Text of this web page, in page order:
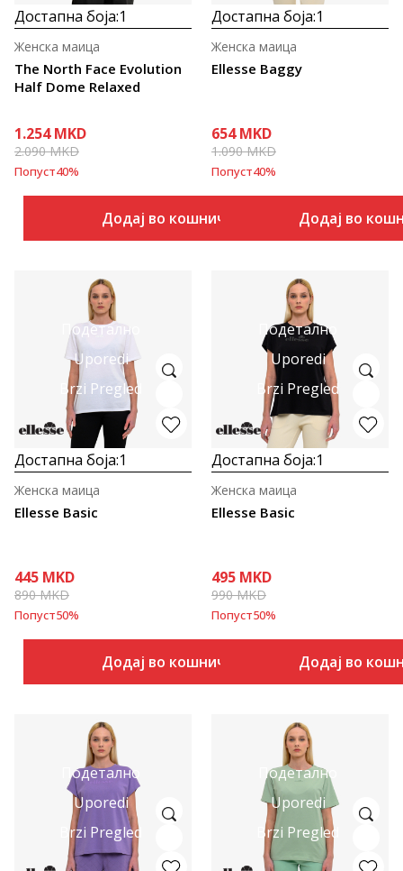
Достапна боја:1
The North Face Evolution
Half Dome Relaxed
Женска маица
1.254 MKD
2.090MKD
Попуст40%
Додај во кошничка
Достапна боја:1
Ellesse Baggy
Женска маица
654 MKD
1.090MKD
Попуст40%
Додај во
Подетално
Uporedi
Brzi Pregled
Достапна боја:1
Ellesse Basic
Женска маица
445 MKD
890MKD
Попуст50%
Додај во кошничка
Подетално
Uporedi
Brzi Pregled
Достапна боја:1
Ellesse Basic
Женска маица
495 MKD
990MKD
Попуст50%
Додај во
Подетално
Uporedi
Brzi Pregled
Подетално
Uporedi
Brzi Pregled